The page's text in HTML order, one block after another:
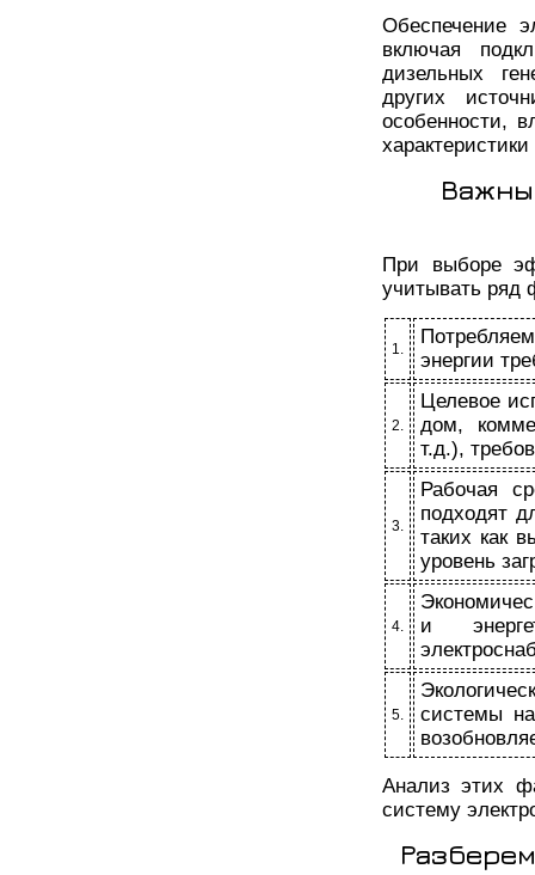
Обеспечение
включая
дизельных
других
особенности,
При выборе
учитывать ряд
1.
энергии
2.
Целевое
дом,
т.д.),
3.
Рабочая
подходят
таких как
уровень
4.
и
5.
системы
Анализ этих
систему